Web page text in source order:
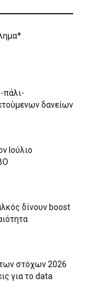
πάλι-
δανείων
Ιούλιο
δίνουν boost
στόχων 2026
για το data